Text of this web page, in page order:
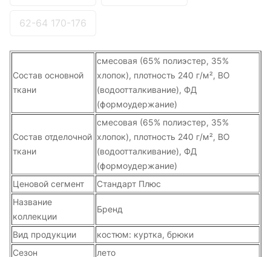
62-64 170-176
Состав основной
ткани
смесовая (65% полиэстер, 35%
хлопок), плотность 240 г/м², ВО
(водоотталкивание), ФД
(формоудержание)
Состав отделочной
ткани
смесовая (65% полиэстер, 35%
хлопок), плотность 240 г/м², ВО
(водоотталкивание), ФД
(формоудержание)
Ценовой сегмент
Стандарт Плюс
Название
коллекции
Бренд
Вид продукции
костюм: куртка, брюки
Сезон
лето